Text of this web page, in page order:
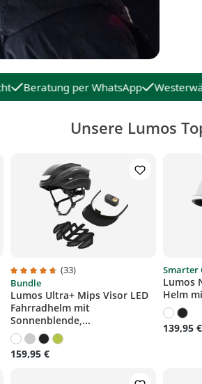
Beratung per WhatsApp
Unsere Lumos
5 von 5 Sternen
Durchschnittliche Bewertung von 4.7
(33)
Bundle
Lumos Ultra+ Mips Visor LED
Fahrradhelm mit
Sonnenblende,...
159,95 €
Smarter
Lumos
Helm
139,95 €